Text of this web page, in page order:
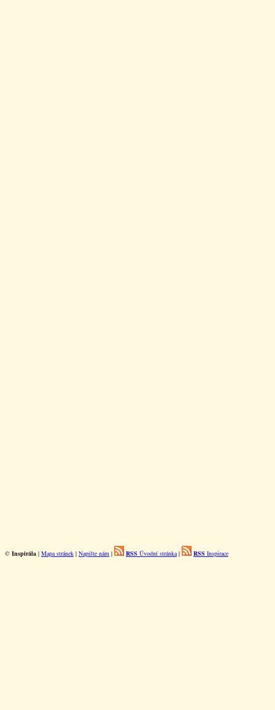
© Inspirála | Mapa stránek | Napište nám | RSS Úvodní stránka| RSS Inspirace